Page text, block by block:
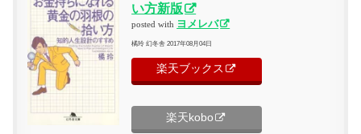
い方新版
posted with ヨメレバ
橘玲 幻冬舎 2017年08月04日
楽天ブックス
楽天kobo